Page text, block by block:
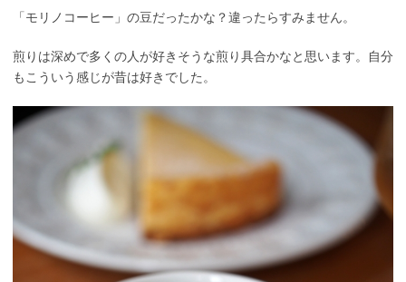
「モリノコーヒー」の豆だったかな？違ったらすみません。
煎りは深めで多くの人が好きそうな煎り具合かなと思います。自分
もこういう感じが昔は好きでした。